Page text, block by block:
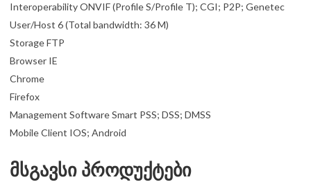
Interoperability ONVIF (Profile S/Profile T); CGI; P2P; Genetec
User/Host 6 (Total bandwidth: 36 M)
Storage FTP
Browser IE
Chrome
Firefox
Management Software Smart PSS; DSS; DMSS
Mobile Client IOS; Android
მსგავსი პროდუქტები